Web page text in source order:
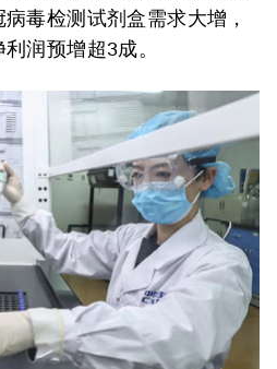
毒检测试剂盒需求大增，
润预增超3成。